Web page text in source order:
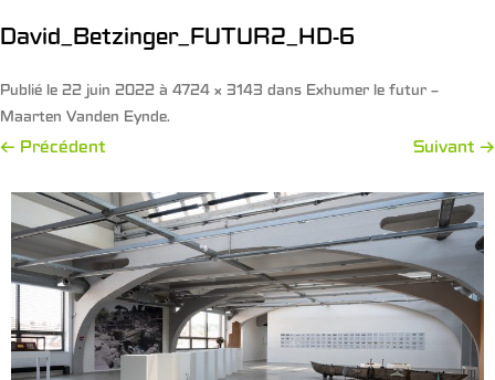
David_Betzinger_FUTUR2_HD-6
Publié le 22 juin 2022 à 4724 × 3143 dans Exhumer le futur –
Maarten Vanden Eynde.
← Précédent Suivant →